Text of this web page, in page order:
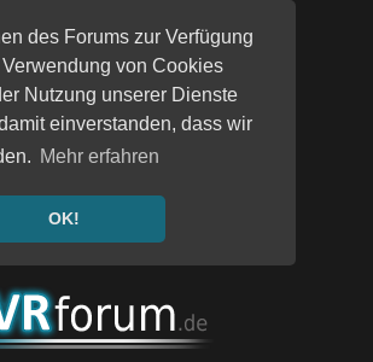
des Forums zur Verfügung
von Cookies
Nutzung unserer Dienste
einverstanden, dass wir
Mehr erfahren
OK!